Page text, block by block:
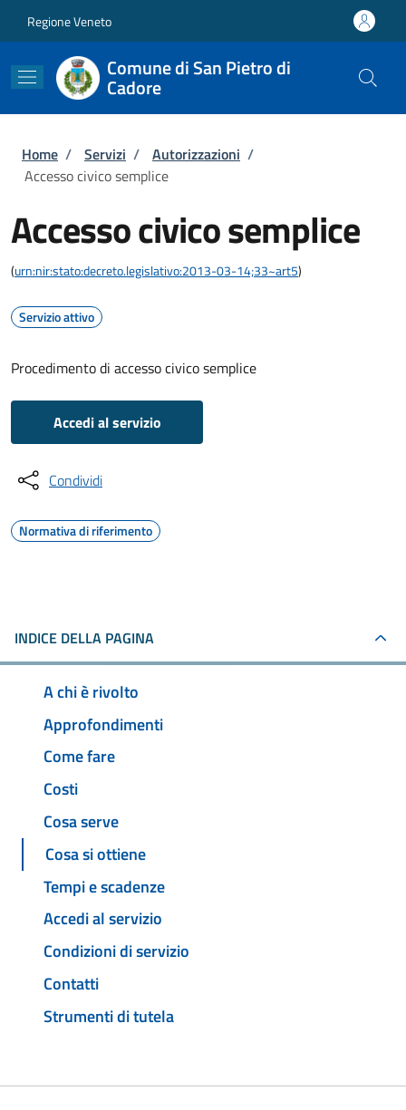
Regione Veneto
Comune di San Pietro di
Cadore
Briciole di pane
Home / Servizi / Autorizzazioni /
Accesso civico semplice
Accesso civico semplice
(urn:nir:stato:decreto.legislativo:2013-03-14;33~art5)
Servizio attivo
Procedimento di accesso civico semplice
Accedi al servizio
Condividi
Normativa di riferimento
INDICE DELLA PAGINA
A chi è rivolto
Approfondimenti
Come fare
Costi
Cosa serve
Cosa si ottiene
Tempi e scadenze
Accedi al servizio
Condizioni di servizio
Contatti
Strumenti di tutela